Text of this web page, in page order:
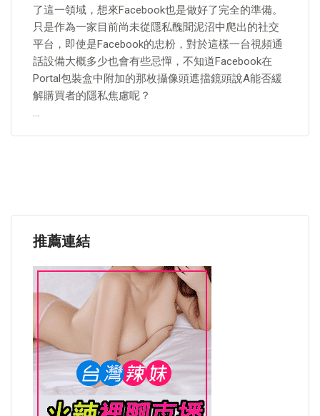
了這一領域，想來Facebook也是做好了完全的準備。
只是作為一家目前尚未從隱私醜聞泥沼中爬出的社交
平台，即使是Facebook的忠粉，對於這樣一台視頻通
話設備大概多少也會有些忌憚，不知道Facebook在
Portal包裝盒中附加的那枚攝像頭遮擋鏡頭說A能否緩
解購買者的隱私焦慮呢？
…
推薦連結